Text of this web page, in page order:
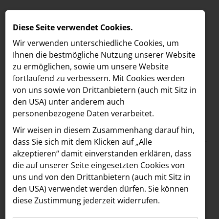
MELDUNGEN
LOEBELL NORDBERG
INNER
aehre
Astoria Artshow
B/S/H Hausgeräte
Meldungen / The Hoxton
Text Bilder
02.09.2024
Neues Musik-
Konzept:
Diese Seite verwendet Cookies.
Wir verwenden unterschiedliche Cookies, um
Ihnen die best­mögliche Nutzung unserer Website
zu ermöglichen, sowie um unsere Website
fortlaufend zu verbessern. Mit Cookies werden
von uns sowie von Drittanbietern (auch mit Sitz in
den USA) unter anderem auch
personenbezogene Daten verarbeitet.
Wir weisen in diesem Zusammenhang darauf hin,
dass Sie sich mit dem Klicken auf „Alle
akzeptieren“ damit ein­ver­standen erklären, dass
die auf unserer Seite eingesetzten Cookies von
uns und von den Drittanbietern (auch mit Sitz in
den USA) verwendet werden dürfen. Sie können
diese Zustimmung jederzeit widerrufen.